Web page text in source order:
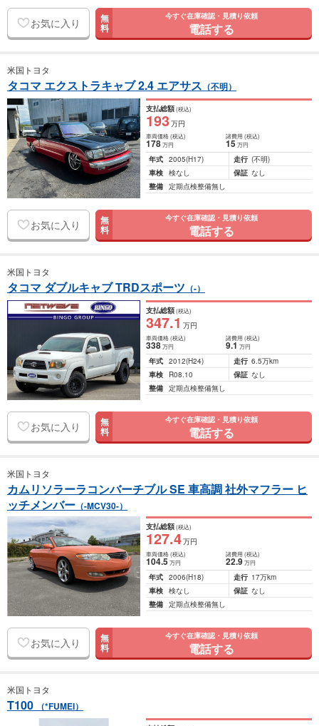
お気に入り 無
料
今すぐ在庫確認・見積り依頼
電話する
米国トヨタ
タコマ エクストラキャブ 2.4 エアサス （不明）
支払総額(税込)
193万円
車両価格(税込)
178万円
諸費用 (税込)
15 万円
年式 2005(H17) 走行 (不明)
車検 検なし 保証 なし
整備 定期点検整備無し
お気に入り 無
料
今すぐ在庫確認・見積り依頼
電話する
米国トヨタ
タコマ ダブルキャブ TRDスポーツ （-）
支払総額(税込)
347.1 万円
車両価格(税込)
338万円
諸費用 (税込)
9.1 万円
年式 2012(H24) 走行 6.5万km
車検
R08.10 保証 なし
整備 定期点検整備無し
お気に入り 無
料
今すぐ在庫確認・見積り依頼
電話する
米国トヨタ
カムリソラーラコンバーチブル SE 車高調 社外マフラー ヒ
ッチメンバー （-MCV30-）
支払総額(税込)
127.4万円
車両価格(税込)
104.5万円
諸費用 (税込)
22.9 万円
年式 2006(H18) 走行 17万km
車検 検なし 保証 なし
整備 定期点検整備無し
お気に入り 無
料
今すぐ在庫確認・見積り依頼
電話する
米国トヨタ
T100 （*FUMEI）